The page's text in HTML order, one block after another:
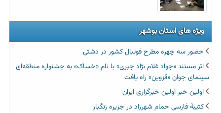
ویژه های استان بوشهر
حضور سه چهره مطرح فوتبال کشور در دشتی
اثر مستند «جواد غلام نژاد جبری» با نام «خساک» به جشنواره منطقه‌ای
سینمای جوان «قزوین» راه یافت
اولین خبر اولین خبرگزاری ایران‏
کتیبۀ فارسی حمام شهرزاد در جزیره زنگبار